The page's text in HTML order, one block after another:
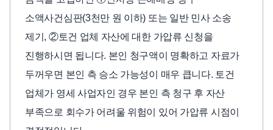
소액사건심판(3천만 원 이하) 또는 일반 민사 소송
제기, ②토건 업체 자산에 대한 가압류 신청을
진행하시면 됩니다. 본인 청구액이 명확하고 자료가
두꺼우면 본인 측 승소 가능성이 매우 큽니다. 토건
업체가 영세 사업자인 경우 본인 측 청구 후 자산
부족으로 회수가 어려울 위험이 있어 가압류 시점이